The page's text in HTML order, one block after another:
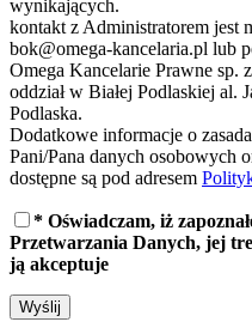
wynikających.
kontakt z Administratorem jest
bok@omega-kancelaria.pl lub
Omega Kancelarie Prawne sp.
oddział w Białej Podlaskiej al.
Podlaska.
Dodatkowe informacje o
Pani/Pana danych osobowych
dostępne są pod adresem
* Oświadczam, iż
Przetwarzania Danych, jej
ją akceptuje